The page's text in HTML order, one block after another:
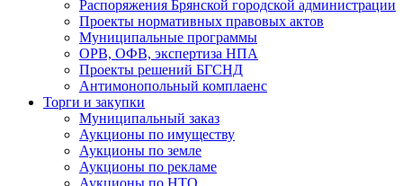
Распоряжения Брянской городской администрации
Проекты нормативных правовых актов
Муниципальные программы
ОРВ, ОФВ, экспертиза НПА
Проекты решений БГСНД
Антимонопольный комплаенс
Торги и закупки
Муниципальный заказ
Аукционы по имуществу
Аукционы по земле
Аукционы по рекламе
Аукционы по НТО